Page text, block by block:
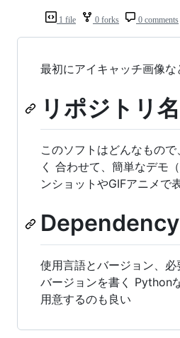
1 file 0 forks 0 comments
最初にアイキャッチ画像な
リポジトリ名
このソフトはどんなもの
く 合わせて、簡単なデモ
ンショットやGIFアニメで
Dependency
使用言語とバージョン、
バージョンを書く Python
用意するのも良い